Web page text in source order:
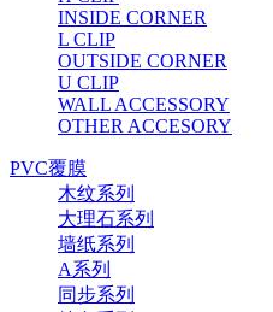
INSIDE CORNER
L CLIP
OUTSIDE CORNER
U CLIP
WALL ACCESSORY
OTHER ACCESORY
PVC覆膜
木纹系列
大理石系列
墙纸系列
A系列
同步系列